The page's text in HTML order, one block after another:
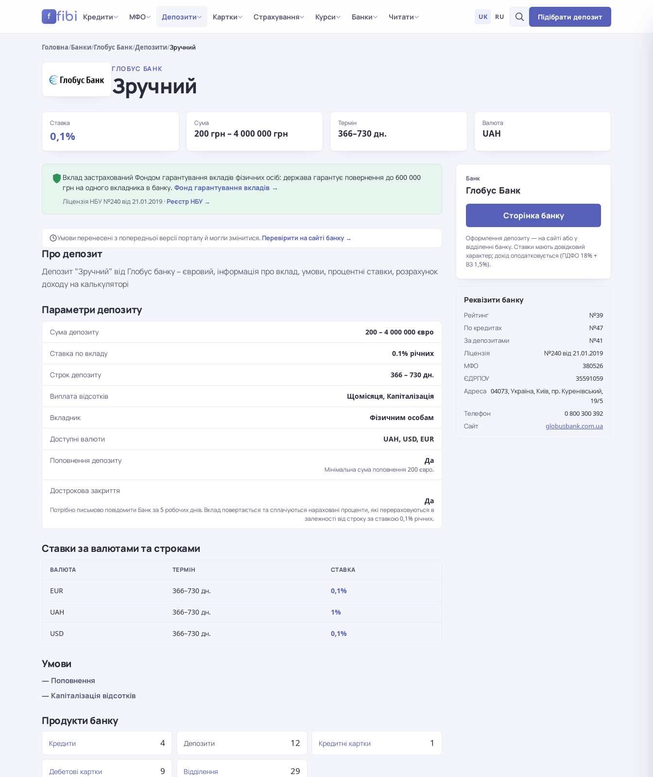
f fibi Кредити МФО Депозити Картки Страхування Курси Банки Читати UK RU Підібрати депозит
Головна/Банки/Глобус Банк/Депозити/Зручний
ГЛОБУС БАНК
Зручний
Ставка
0,1%
Сума
200 грн – 4 000 000 грн
Термін
366–730 дн.
Валюта
UAH
Вклад застрахований Фондом гарантування вкладів фізичних осіб: держава гарантує повернення до 600 000
грн на одного вкладника в банку. Фонд гарантування вкладів →
Ліцензія НБУ №240 від 21.01.2019 · Реєстр НБУ →
Умови перенесені з попередньої версії порталу й могли змінитися. Перевірити на сайті банку →
Про депозит
Депозит "Зручний" від Глобус банку – євровий, інформація про вклад, умови, процентні ставки, розрахунок
доходу на калькуляторі
Параметри депозиту
Сума депозиту 200 – 4 000 000 євро
Ставка по вкладу 0.1% річних
Строк депозиту 366 – 730 дн.
Виплата відсотків Щомісяця, Капіталізація
Вкладник Фізичним особам
Доступні валюти UAH, USD, EUR
Поповнення депозиту Да
Мінімальна сума поповнення 200 євро.
Дострокова закриття
Да
Потрібно письмово повідомити Банк за 5 робочих днів. Вклад повертається та сплачуються нараховані проценти, які перераховуються в
залежності від строку за ставкою 0,1% річних.
Ставки за валютами та строками
ВАЛЮТА ТЕРМІН СТАВКА
EUR 366–730 дн. 0,1%
UAH 366–730 дн. 1%
USD 366–730 дн. 0,1%
Умови
— Поповнення
— Капіталізація відсотків
Продукти банку
Кредити 4 Депозити 12 Кредитні картки 1
Дебетові картки 9 Відділення 29
Банк
Глобус Банк
Сторінка банку
Оформлення депозиту — на сайті або у
відділенні банку. Ставки мають довідковий
характер; дохід оподатковується (ПДФО 18% +
ВЗ 1,5%).
Реквізити банку
Рейтинг
№39
По кредитах
№47
За депозитами
№41
Ліцензія
№240 від 21.01.2019
МФО
380526
ЄДРПОУ
35591059
Адреса 04073, Україна, Київ, пр. Куренівський,
19/5
Телефон
0 800 300 392
Сайт
globusbank.com.ua